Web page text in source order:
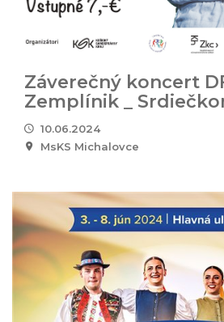
Záverečný koncert
Zemplínik _
10.06.2024
MsKS Michalovce